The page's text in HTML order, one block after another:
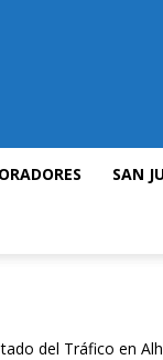
SAN
del Tráfico en